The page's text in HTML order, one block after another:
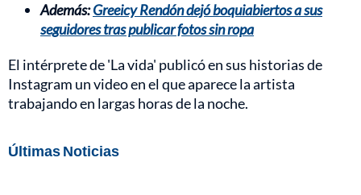
Además:Greeicy Rendón dejó boquiabiertos a sus
seguidores tras publicar fotos sin ropa
El intérprete de 'La vida' publicó en sus historias de
Instagram un video en el que aparece la artista
trabajando en largas horas de la noche.
Últimas Noticias